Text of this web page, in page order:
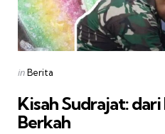
Posted
inBerita
Kisah Sudrajat:
Berkah